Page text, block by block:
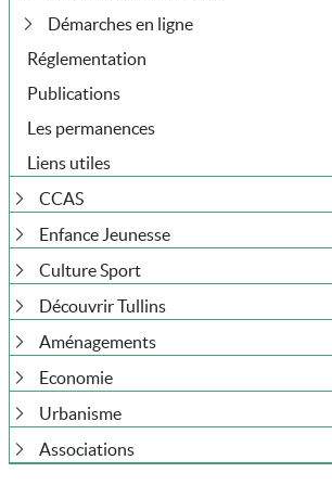
Démarches en ligne
Réglementation
Publications
Les permanences
Liens utiles
CCAS
Enfance Jeunesse
Culture Sport
Découvrir Tullins
Aménagements
Economie
Urbanisme
Associations